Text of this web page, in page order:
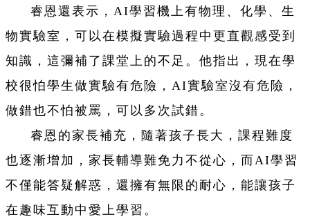
睿恩還表示，AI學習機上有物理、化學、生
物實驗室，可以在模擬實驗過程中更直觀感受到
知識，這彌補了課堂上的不足。他指出，現在學
校很怕學生做實驗有危險，AI實驗室沒有危險，
做錯也不怕被罵，可以多次試錯。
睿恩的家長補充，隨著孩子長大，課程難度
也逐漸增加，家長輔導難免力不從心，而AI學習
不僅能答疑解惑，還擁有無限的耐心，能讓孩子
在趣味互動中愛上學習。